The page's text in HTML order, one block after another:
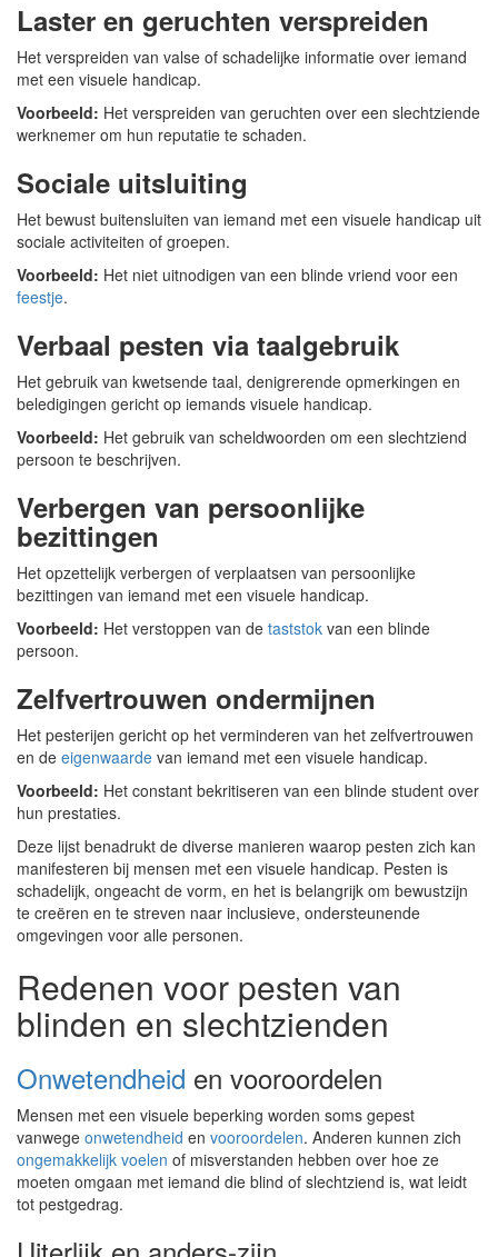
Laster en geruchten verspreiden
Het verspreiden van valse of schadelijke informatie over iemand
met een visuele handicap.
Voorbeeld: Het verspreiden van geruchten over een slechtziende
werknemer om hun reputatie te schaden.
Sociale uitsluiting
Het bewust buitensluiten van iemand met een visuele handicap uit
sociale activiteiten of groepen.
Voorbeeld: Het niet uitnodigen van een blinde vriend voor een
feestje.
Verbaal pesten via taalgebruik
Het gebruik van kwetsende taal, denigrerende opmerkingen en
beledigingen gericht op iemands visuele handicap.
Voorbeeld: Het gebruik van scheldwoorden om een slechtziend
persoon te beschrijven.
Verbergen van persoonlijke
bezittingen
Het opzettelijk verbergen of verplaatsen van persoonlijke
bezittingen van iemand met een visuele handicap.
Voorbeeld: Het verstoppen van de taststok van een blinde
persoon.
Zelfvertrouwen ondermijnen
Het pesterijen gericht op het verminderen van het zelfvertrouwen
en de eigenwaarde van iemand met een visuele handicap.
Voorbeeld: Het constant bekritiseren van een blinde student over
hun prestaties.
Deze lijst benadrukt de diverse manieren waarop pesten zich kan
manifesteren bij mensen met een visuele handicap. Pesten is
schadelijk, ongeacht de vorm, en het is belangrijk om bewustzijn
te creëren en te streven naar inclusieve, ondersteunende
omgevingen voor alle personen.
Redenen voor pesten van
blinden en slechtzienden
Onwetendheid en vooroordelen
Mensen met een visuele beperking worden soms gepest
vanwege onwetendheid en vooroordelen. Anderen kunnen zich
ongemakkelijk voelen of misverstanden hebben over hoe ze
moeten omgaan met iemand die blind of slechtziend is, wat leidt
tot pestgedrag.